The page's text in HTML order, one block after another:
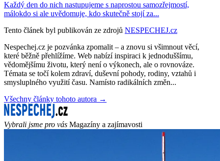
Každý den do nich nastupujeme s naprostou samozřejmostí,
málokdo si ale uvědomuje, kdo skutečně stojí za...
Tento článek byl publikován ze zdrojů NESPECHEJ.cz
Nespechej.cz je pozvánka zpomalit – a znovu si všimnout věcí,
které běžně přehlížíme. Web nabízí inspiraci k jednoduššímu,
vědomějšímu životu, který není o výkonech, ale o rovnováze.
Témata se točí kolem zdraví, duševní pohody, rodiny, vztahů i
smysluplného využití času. Namísto radikálních změn...
Všechny články tohoto autora →
Vybrali jsme pro vás Magazíny a zajímavosti